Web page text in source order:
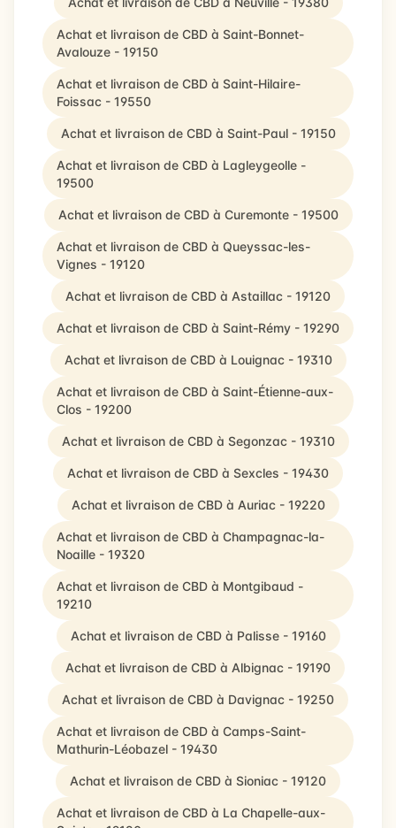
Achat et livraison de CBD à Saint-Bonnet-
Avalouze - 19150
Achat et livraison de CBD à Saint-Hilaire-
Foissac - 19550
Achat et livraison de CBD à Saint-Paul - 19150
Achat et livraison de CBD à Lagleygeolle -
19500
Achat et livraison de CBD à Curemonte - 19500
Achat et livraison de CBD à Queyssac-les-
Vignes - 19120
Achat et livraison de CBD à Astaillac - 19120
Achat et livraison de CBD à Saint-Rémy - 19290
Achat et livraison de CBD à Louignac - 19310
Achat et livraison de CBD à Saint-Étienne-aux-
Clos - 19200
Achat et livraison de CBD à Segonzac - 19310
Achat et livraison de CBD à Sexcles - 19430
Achat et livraison de CBD à Auriac - 19220
Achat et livraison de CBD à Champagnac-la-
Noaille - 19320
Achat et livraison de CBD à Montgibaud -
19210
Achat et livraison de CBD à Palisse - 19160
Achat et livraison de CBD à Albignac - 19190
Achat et livraison de CBD à Davignac - 19250
Achat et livraison de CBD à Camps-Saint-
Mathurin-Léobazel - 19430
Achat et livraison de CBD à Sioniac - 19120
Achat et livraison de CBD à La Chapelle-aux-